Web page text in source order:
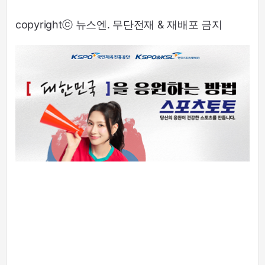
copyrightⓒ 뉴스엔. 무단전재 & 재배포 금지